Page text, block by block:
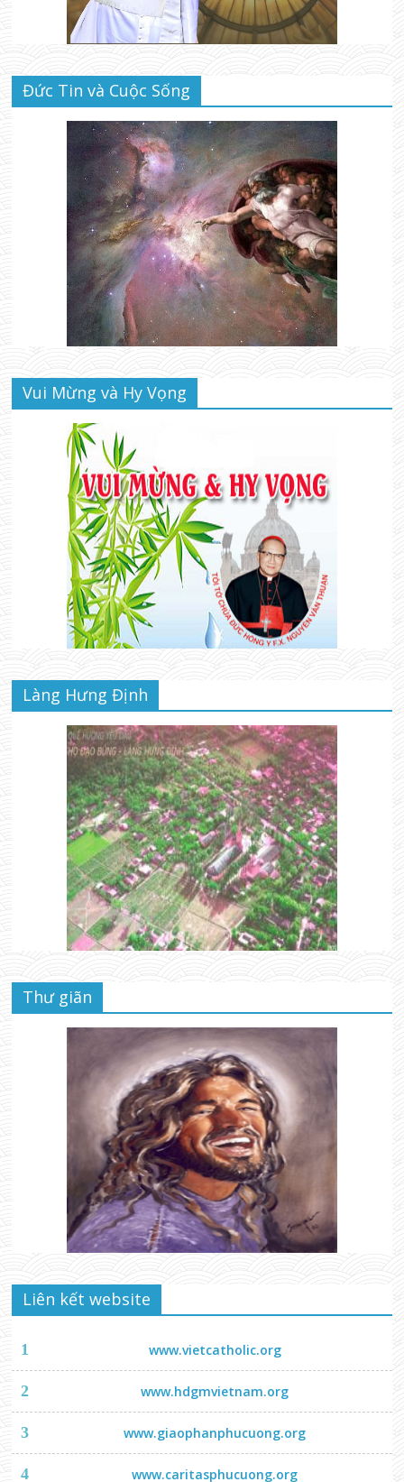
Đức Tin và Cuộc Sống
Vui Mừng và Hy Vọng
Làng Hưng Định
Thư giãn
Liên kết website
1 www.vietcatholic.org
2 www.hdgmvietnam.org
3 www.giaophanphucuong.org
4 www.caritasphucuong.org